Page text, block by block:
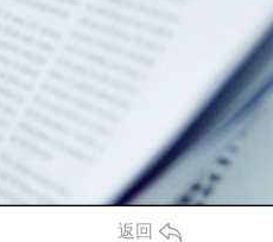
特种防火门
不锈钢防火门
返回